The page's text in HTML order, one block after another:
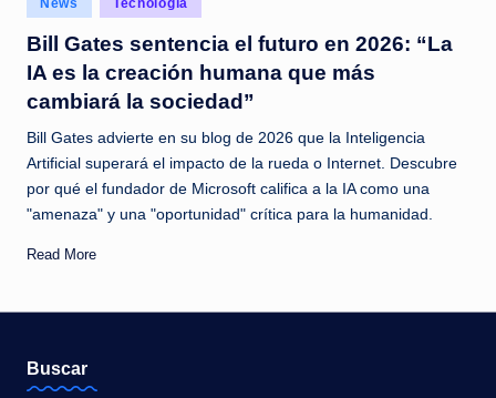
c
i
a
a
l
n
s
a
in
News Tecnología
Bill Gates sentencia el futuro en 2026: “La
IA es la creación humana que más
cambiará la sociedad”
Bill Gates advierte en su blog de 2026 que la Inteligencia
Artificial superará el impacto de la rueda o Internet. Descubre
por qué el fundador de Microsoft califica a la IA como una
"amenaza" y una "oportunidad" crítica para la humanidad.
Read More
Buscar